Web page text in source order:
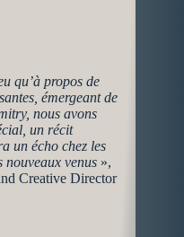
qu’à propos de
émergeant de
nous avons
un récit
un écho chez les
nouveaux venus »,
Creative Director